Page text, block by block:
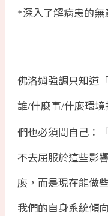
*深入了解病患的無
佛洛姆強調只知道
誰/什麼事/什麼環
們也必須問自己：
不去屈服於這些影
麼，而是現在能做
我們的自身系統傾